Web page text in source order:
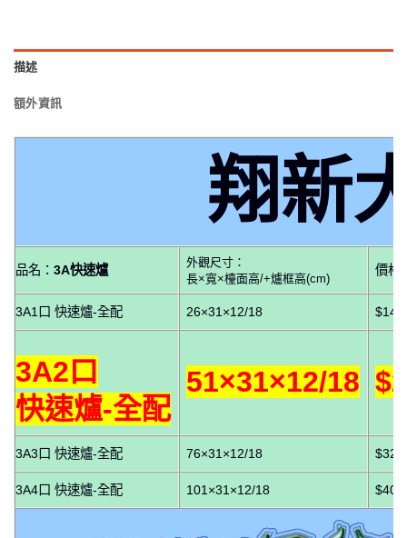
描述
額外資訊
翔新
品名： 3A快速爐
外觀尺寸：
長×寬×檯面高/+爐框高(cm)
價格
3A1口 快速爐-全配 26×31×12/18
3A2口
快速爐-全配
51×31×12/18
3A3口 快速爐-全配 76×31×12/18
3A4口 快速爐-全配 101×31×12/18